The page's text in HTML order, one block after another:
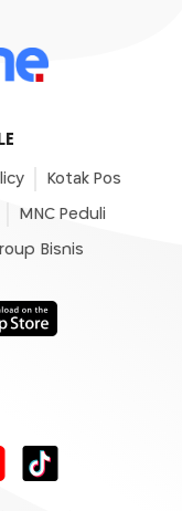
Kotak Pos
MNC Peduli
Bisnis